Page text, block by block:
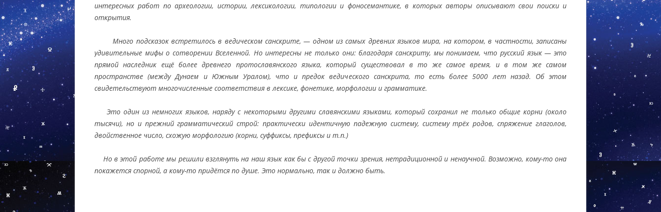
интересных работ по археологии, истории, лексикологии, типологии и фоносемантике, в которых авторы описывают свои поиски и
открытия.
Много подсказок встретилось в ведическом санскрите, — одном из самых древних языков мира, на котором, в частности, записаны
удивительные мифы о сотворении Вселенной. Но интересны не только они: благодаря санскриту, мы понимаем, что русский язык — это
прямой наследник ещё более древнего протославянского языка, который существовал в то же самое время, и в том же самом
пространстве (между Дунаем и Южным Уралом), что и предок ведического санскрита, то есть более 5000 лет назад. Об этом
свидетельствуют многочисленные соответствия в лексике, фонетике, морфологии и грамматике.
Это один из немногих языков, наряду с некоторыми другими славянскими языками, который сохранил не только общие корни (около
тысячи), но и прежний грамматический строй: практически идентичную падежную систему, систему трёх родов, спряжение глаголов,
двойственное число, схожую морфологию (корни, суффиксы, префиксы и т.п.)
Но в этой работе мы решили взглянуть на наш язык как бы с другой точки зрения, нетрадиционной и ненаучной. Возможно, кому-то она
покажется спорной, а кому-то придётся по душе. Это нормально, так и должно быть.